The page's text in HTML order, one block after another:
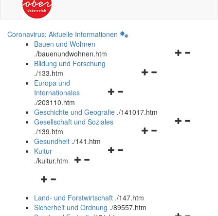
Coronavirus: Aktuelle Informationen
Bauen und Wohnen
./bauenundwohnen.htm
Navigationsmenü
Bildung und Forschung
./133.htm
Navigationsmenü
und
schließen
Europa und
Internationales
./203110.htm
Geschichte und Geografie ./141017.htm
Navigationsmenü
Gesellschaft und Soziales
./139.htm
Navigationsmenü
Gesundheit ./141.htm
Navigationsmenü
Kultur
./kultur.htm
Navigationsmenü
und
schließen
Land- und Forstwirtschaft ./147.htm
Sicherheit und Ordnung ./89557.htm